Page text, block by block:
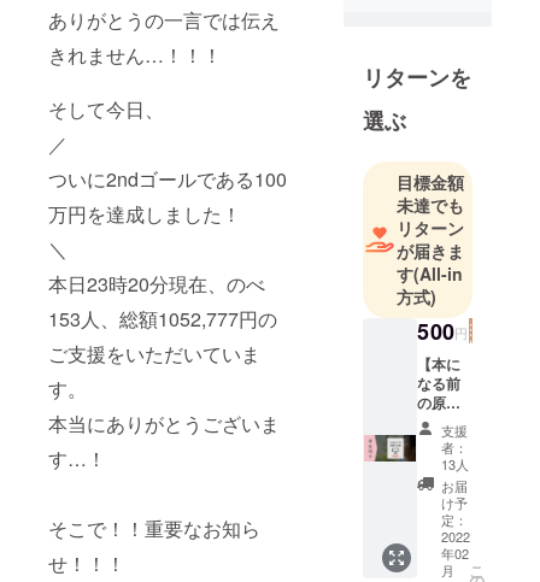
ありがとうの一言では伝え
きれません…！！！
そして今日、
／
ついに2ndゴールである100
万円を達成しました！
＼
本日23時20分現在、のべ
153人、総額1052,777円の
ご支援をいただいていま
す。
本当にありがとうございま
す…！
そこで！！重要なお知ら
せ！！！
リターンを
選ぶ
目標金額
未達でも
リターン
が届きま
す(All-in
方式)
500円
【本に
なる前
の原稿
を全文
公
開！】
本の出
版に際
して泣
く泣く
削った
文章も
支援
者：
13人
お届
け予
定：
2022
年02
月
こ